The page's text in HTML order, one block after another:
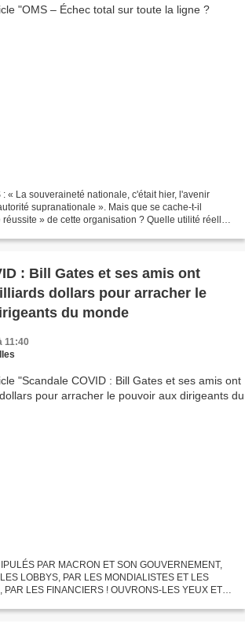
supranationale ». Mais que se cache-t-il
» de cette organisation ? Quelle utilité réelle
: Bill Gates et ses amis ont
dollars pour arracher le
du monde
11:40
PAR MACRON ET SON GOUVERNEMENT,
LOBBYS, PAR LES MONDIALISTES ET LES
PAR LES FINANCIERS ! OUVRONS-LES YEUX ET